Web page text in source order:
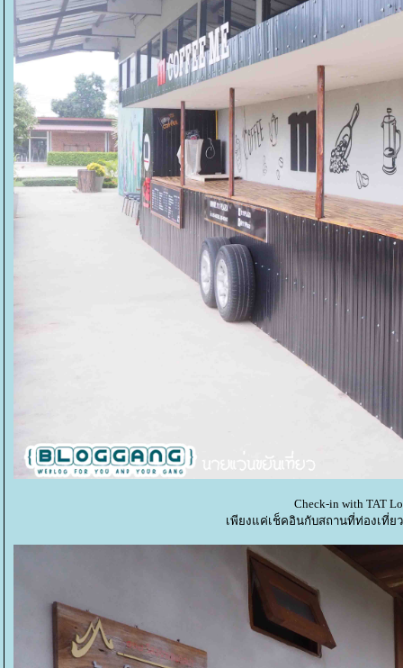
Check-in with TAT
เพียงแค่เช็คอินกับสถานที่ท่องเที่